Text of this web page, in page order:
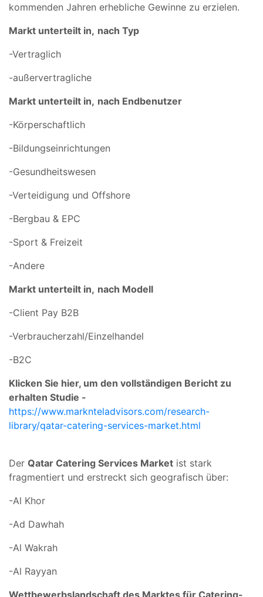
kommenden Jahren erhebliche Gewinne zu erzielen.
Markt unterteilt in, nach Typ
-Vertraglich
-außervertragliche
Markt unterteilt in, nach Endbenutzer
-Körperschaftlich
-Bildungseinrichtungen
-Gesundheitswesen
-Verteidigung und Offshore
-Bergbau & EPC
-Sport & Freizeit
-Andere
Markt unterteilt in, nach Modell
-Client Pay B2B
-Verbraucherzahl/Einzelhandel
-B2C
Klicken Sie hier, um den vollständigen Bericht zu
erhalten Studie -
https://www.marknteladvisors.com/research-
library/qatar-catering-services-market.html
Der Qatar Catering Services Market ist stark
fragmentiert und erstreckt sich geografisch über:
-Al Khor
-Ad Dawhah
-Al Wakrah
-Al Rayyan
Wettbewerbslandschaft des Marktes für Catering-